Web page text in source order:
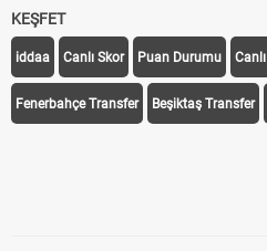
KEŞFET
iddaa Canlı Skor Puan Durumu
Fenerbahçe Transfer Beşiktaş Transfer